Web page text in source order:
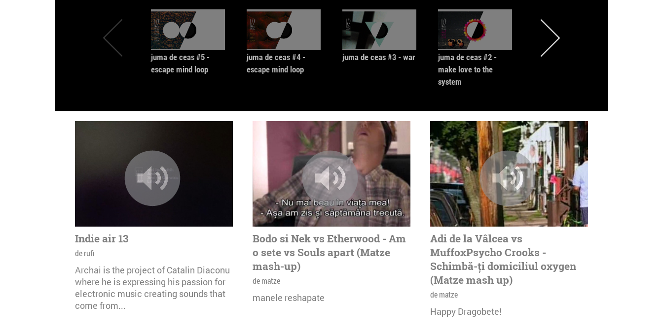
juma de ceas #5 -
escape mind loop
juma de ceas #4 -
escape mind loop
juma de ceas #3 - war
juma de ceas #2 -
make love to the
system
juma de ceas #1 -
Indie air 13
de rufi
Archai is the project of Catalin Diaconu
where he is expressing his passion for
electronic music creating sounds that
come from...
Bodo si Nek vs Etherwood - Am
o sete vs Souls apart (Matze
mash-up)
de matze
manele reshapate
Adi de la Vâlcea vs
MuffoxPsycho Crooks -
Schimbă-ți domiciliul oxygen
(Matze mash up)
de matze
Happy Dragobete!